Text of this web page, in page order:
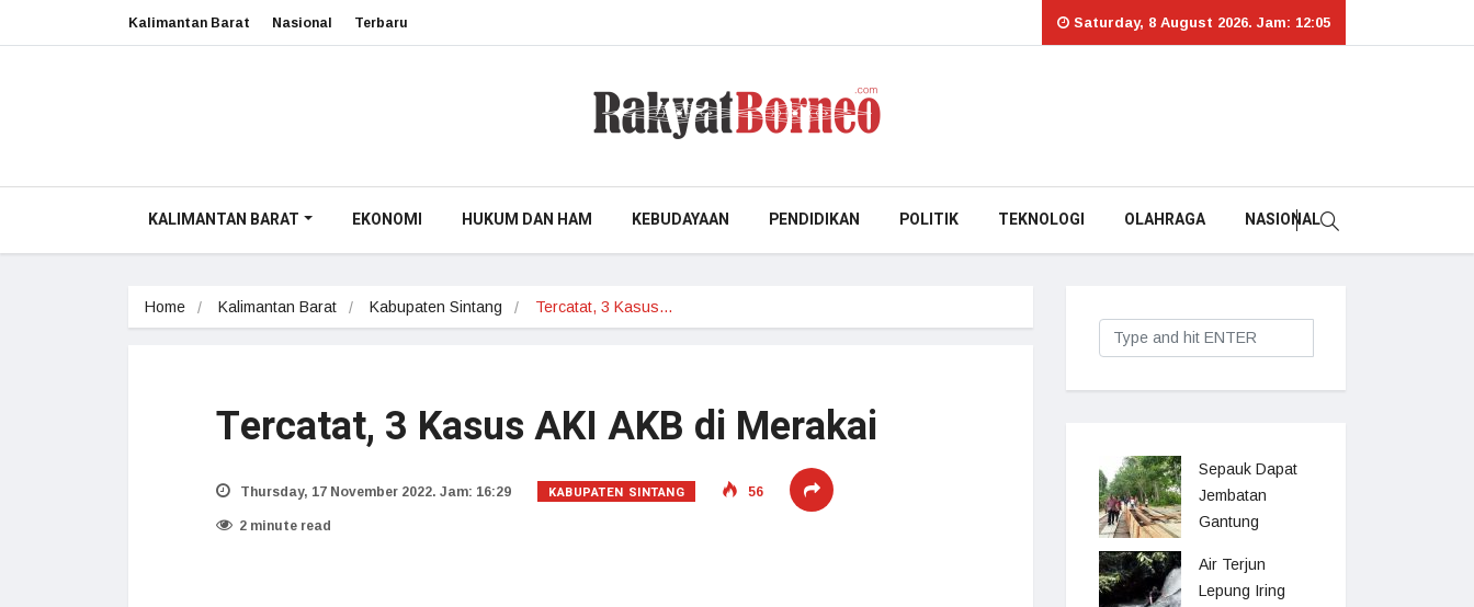
Kalimantan Barat Nasional Terbaru Saturday, 8 August 2026. Jam: 12:05
KALIMANTAN BARAT EKONOMI HUKUM DAN HAM KEBUDAYAAN PENDIDIKAN POLITIK TEKNOLOGI OLAHRAGA NASIONAL
Home Kalimantan Barat Kabupaten Sintang Tercatat, 3 Kasus…
Tercatat, 3 Kasus AKI AKB di Merakai
Thursday, 17 November 2022. Jam: 16:29 KABUPATEN SINTANG 56
2 minute read
Sepauk Dapat
Jembatan
Gantung
Air Terjun
Lepung Iring